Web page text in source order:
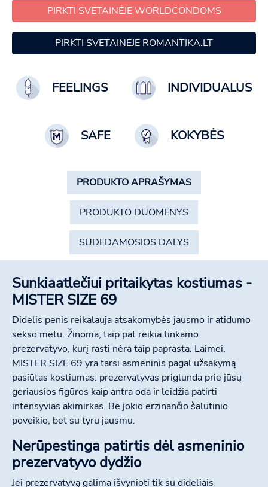
PIRKTI SVETAINĖJE WORLDCONDOMS
PIRKTI SVETAINĖJE ROMANTIKA.LT
FEELINGS INDIVIDUALUS
SAFE KOKYBĖS
PRODUKTO APRAŠYMAS
PRODUKTO DUOMENYS
SUDEDAMOSIOS DALYS
Sunkiaatlečiui pritaikytas kostiumas -
MISTER SIZE 69
Didelis penis reikalauja atsakomybės jausmo ir atidumo
sekso metu. Žinoma, taip pat reikia tinkamo
prezervatyvo, kurį rasti nėra taip paprasta. Laimei,
MISTER SIZE 69 yra tarsi asmeninis pagal užsakymą
pasiūtas kostiumas: prezervatyvas priglunda prie jūsų
geriausios figūros kaip antra oda ir leidžia patirti
intensyvias akimirkas. Be jokio erzinančio šalutinio
poveikio, bet su tyru jausmu.
Nerūpestinga patirtis dėl asmeninio
prezervatyvo dydžio
Jei prezervatyvą galima išvynioti tik su dideliais